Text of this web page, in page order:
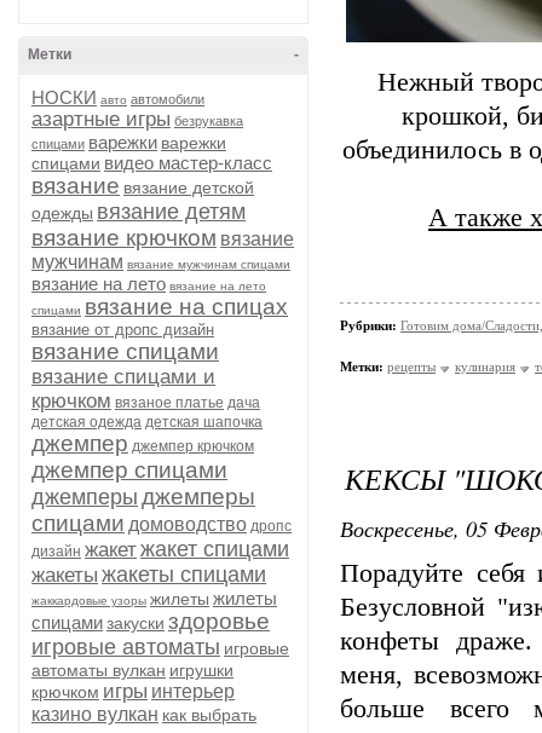
-
Метки
НОСКИ авто автомобили
азартные игры безрукавка
спицами варежки варежки
спицами видео мастер-класс
вязание вязание детской
одежды вязание детям
вязание крючком вязание
мужчинам вязание мужчинам спицами
вязание на лето вязание на лето
спицами вязание на спицах
вязание от дропс дизайн
вязание спицами
вязание спицами и
крючком вязаное платье дача
детская одежда детская шапочка
джемпер джемпер крючком
джемпер спицами
джемперы джемперы
спицами домоводство дропс
дизайн жакетжакет спицами
жакеты жакеты спицами
жаккардовые узоры жилеты жилеты
спицамизакуски здоровье
игровые автоматы игровые
автоматы вулкан игрушки
крючком игры интерьер
казино вулкан как выбрать
Нежный
крошкой,
объединилось в
А также
Рубрики: Готовим дома/
Метки: рецепты кулинария
КЕКСЫ
Воскресенье, 05
Порадуйте
Безусловной
конфеты
меня,
больше всего